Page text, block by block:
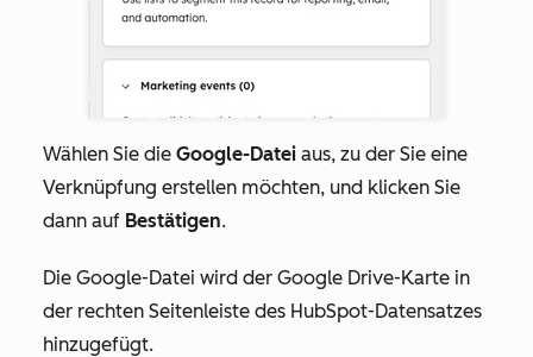
Wählen Sie die Google-Datei aus, zu der Sie eine
Verknüpfung erstellen möchten, und klicken Sie
dann auf Bestätigen.
Die Google-Datei wird der Google Drive-Karte in
der rechten Seitenleiste des HubSpot-Datensatzes
hinzugefügt.